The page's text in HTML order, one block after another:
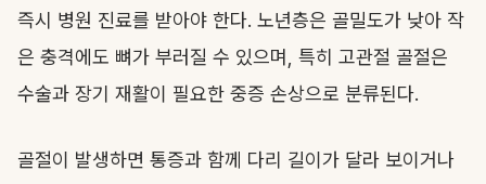
즉시 병원 진료를 받아야 한다. 노년층은 골밀도가 낮아 작
은 충격에도 뼈가 부러질 수 있으며, 특히 고관절 골절은
수술과 장기 재활이 필요한 중증 손상으로 분류된다.
골절이 발생하면 통증과 함께 다리 길이가 달라 보이거나